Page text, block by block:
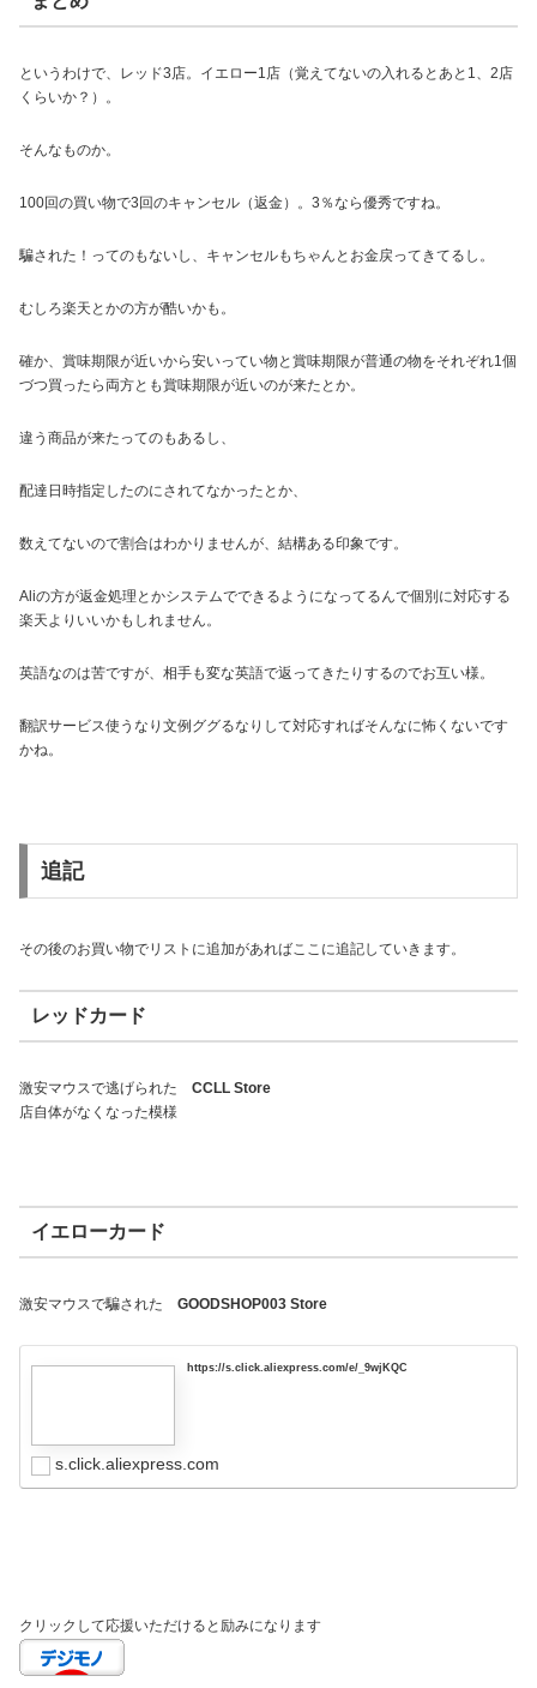
というわけで、レッド3店。イエロー1店（覚えてないの入れるとあと1、2店
くらいか？）。
そんなものか。
100回の買い物で3回のキャンセル（返金）。3％なら優秀ですね。
騙された！ってのもないし、キャンセルもちゃんとお金戻ってきてるし。
むしろ楽天とかの方が酷いかも。
確か、賞味期限が近いから安いってい物と賞味期限が普通の物をそれぞれ1個
づつ買ったら両方とも賞味期限が近いのが来たとか。
違う商品が来たってのもあるし、
配達日時指定したのにされてなかったとか、
数えてないので割合はわかりませんが、結構ある印象です。
Aliの方が返金処理とかシステムでできるようになってるんで個別に対応する
楽天よりいいかもしれません。
英語なのは苦ですが、相手も変な英語で返ってきたりするのでお互い様。
翻訳サービス使うなり文例ググるなりして対応すればそんなに怖くないです
かね。
追記
その後のお買い物でリストに追加があればここに追記していきます。
レッドカード
激安マウスで逃げられた CCLL Store
店自体がなくなった模様
イエローカード
激安マウスで騙された GOODSHOP003 Store
https://s.click.aliexpress.com/e/_9wjKQC
s.click.aliexpress.com
クリックして応援いただけると励みになります